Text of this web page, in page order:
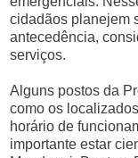
cidadãos planejem
antecedência,
serviços.
Alguns postos da
como os
horário de
importante estar